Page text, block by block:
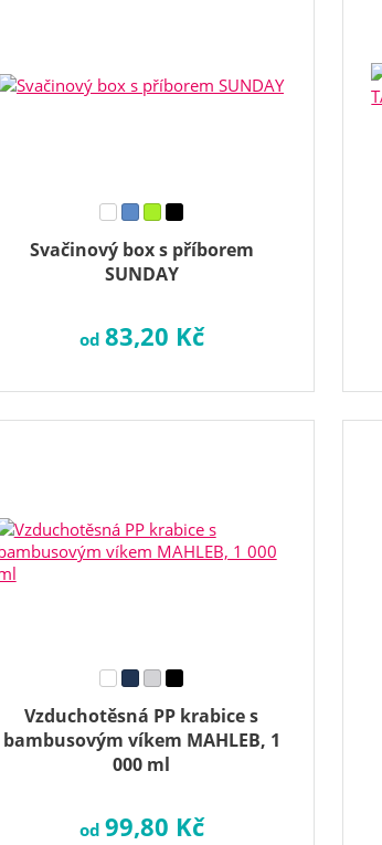
Svačinový box s příborem
SUNDAY
od 83,20 Kč
Vzduchotěsná PP krabice s
bambusovým víkem MAHLEB, 1
000 ml
od 99,80 Kč